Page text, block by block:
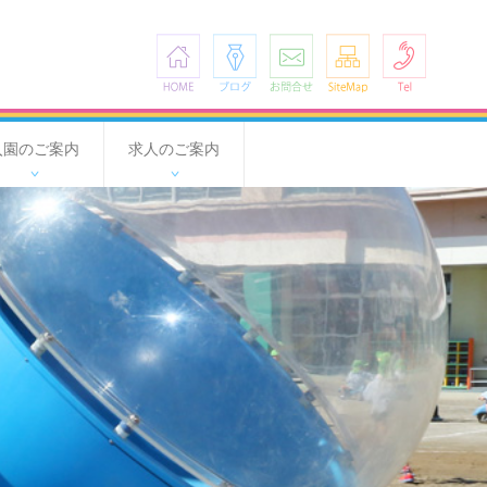
HOME ブログ お問合せ SiteMap
園のご案内 求人のご案内